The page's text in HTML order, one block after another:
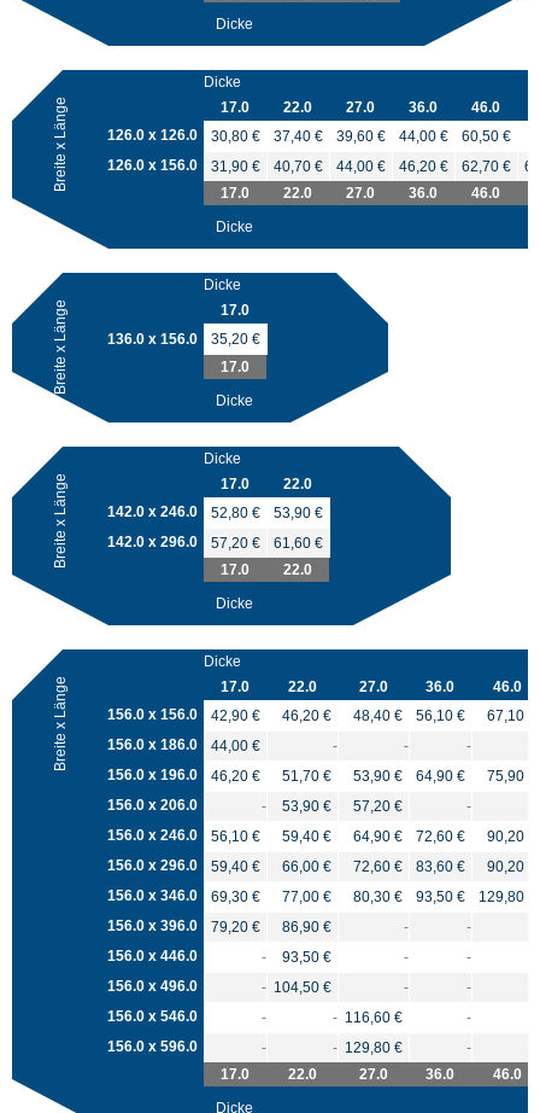
Dicke
Dicke
17.0
22.0 27.0 36.0 46.0
Breite x Länge 126.0 x 126.0 30,80 € 37,40 € 39,60 € 44,00 €
60,50 €
126.0 x 156.0
31,90 € 40,70 € 44,00 € 46,20 € 62,70 €
17.0
22.0 27.0 36.0 46.0
Dicke
Dicke
17.0
Breite x Länge 136.0 x 156.0
35,20 €
17.0
Dicke
Dicke
17.0
22.0
Breite x Länge 142.0 x 246.0 52,80 €
53,90 €
142.0 x 296.0
57,20 €
61,60 €
17.0
22.0
Dicke
Dicke
17.0
22.0 27.0 36.0 46.0
Breite x Länge 156.0 x 156.0 42,90 € 46,20 € 48,40 € 56,10 €
67,10 €
156.0 x 186.0
44,00 € - - -
156.0 x 196.0
46,20 € 51,70 € 53,90 € 64,90 €
75,90 €
156.0 x 206.0
- 53,90 € 57,20 € -
156.0 x 246.0
56,10 € 59,40 € 64,90 € 72,60 €
90,20 €
156.0 x 296.0
59,40 € 66,00 € 72,60 € 83,60 €
90,20 €
156.0 x 346.0
69,30 € 77,00 € 80,30 € 93,50 €
129,80 €
156.0 x 396.0
79,20 € 86,90 € - -
156.0 x 446.0
- 93,50 € - -
156.0 x 496.0
- 104,50 € - -
156.0 x 546.0
- - 116,60 € -
156.0 x 596.0
- - 129,80 € -
17.0
22.0 27.0 36.0
46.0
Dicke